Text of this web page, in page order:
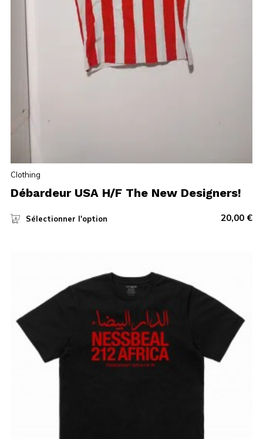
Clothing
Débardeur USA H/F The New Designers!
Sélectionner l'option 20,00 €